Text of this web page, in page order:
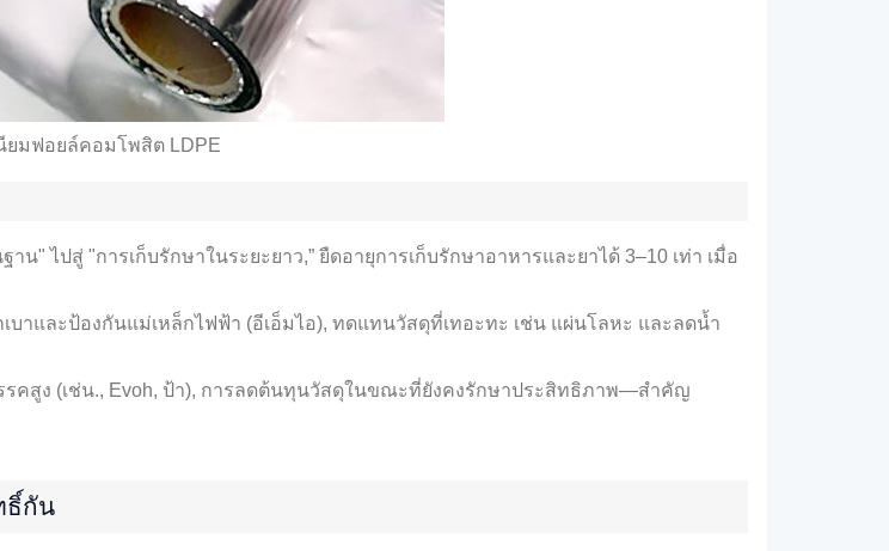
ยมฟอยล์คอมโพสิต LDPE
" ไปสู่ ​​"การเก็บรักษาในระยะยาว,” ยืดอายุการเก็บรักษาอาหารและยาได้ 3–10 เท่า เมื่อ
าและป้องกันแม่เหล็กไฟฟ้า (อีเอ็มไอ), ทดแทนวัสดุที่เทอะทะ เช่น แผ่นโลหะ และลดน้ำ
คสูง (เช่น., Evoh, ป้า), การลดต้นทุนวัสดุในขณะที่ยังคงรักษาประสิทธิภาพ—สำคัญ
ธิ์กัน